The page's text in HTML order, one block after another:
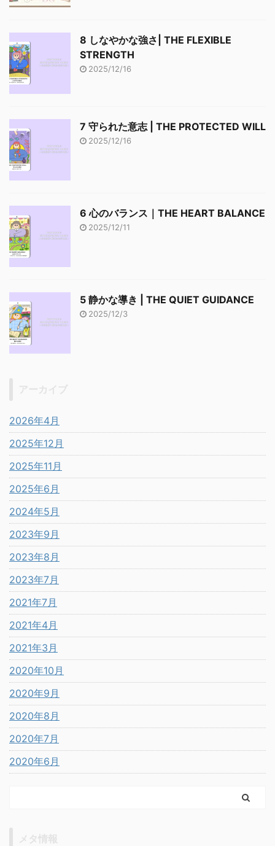
8 しなやかな強さ| THE FLEXIBLE
STRENGTH
2025/12/16
7 守られた意志 | THE PROTECTED WILL
2025/12/16
6 心のバランス｜THE HEART BALANCE
2025/12/11
5 静かな導き | THE QUIET GUIDANCE
2025/12/3
2026年4月
2025年12月
2025年11月
2025年6月
2024年5月
2023年9月
2023年8月
2023年7月
2021年7月
2021年4月
2021年3月
2020年10月
2020年9月
2020年8月
2020年7月
2020年6月